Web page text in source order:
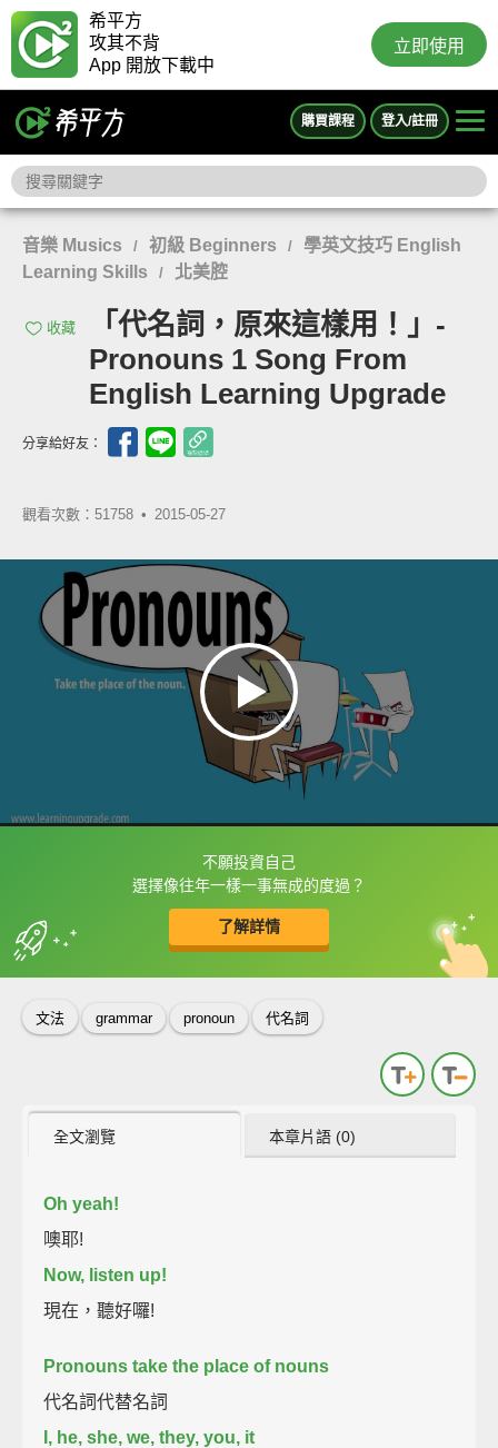
希平方
攻其不背
App 開放下載中
立即使用
購買課程 登入/註冊
音樂 Musics / 初級 Beginners /
學英文技巧 English
Learning Skills
/ 北美腔
收藏
「代名詞，原來這樣用！」-
Pronouns 1 Song From
English Learning Upgrade
分享給好友：
觀看次數：51758 • 2015-05-27
不願投資自己
選擇像往年一樣一事無成的度過？
了解詳情
框選或點兩下字幕可以直接查字典喔！
收錄佳句 中
英
文法 grammar pronoun 代名詞
全文瀏覽 本章片語 (0)
Oh yeah!
噢耶!
Now, listen up!
現在，聽好囉!
Pronouns take the place of nouns
代名詞代替名詞
I, he, she, we, they, you, it